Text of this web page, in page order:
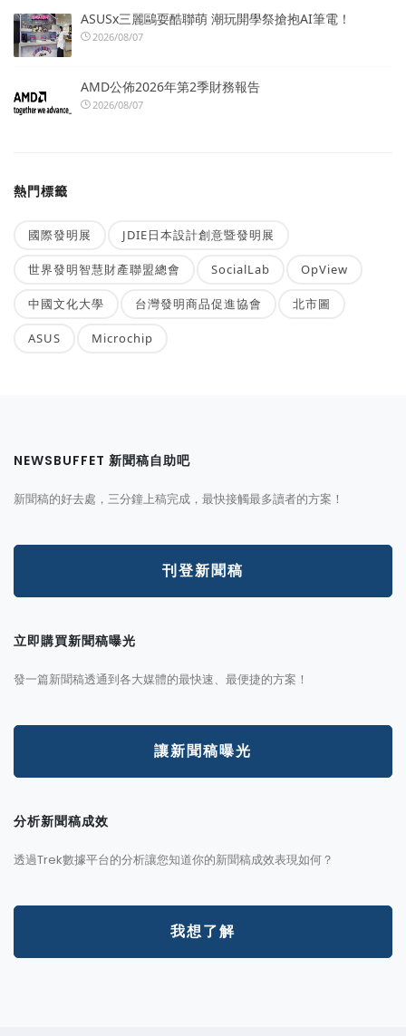
ASUSx三麗鷗耍酷聯萌 潮玩開學祭搶抱AI筆電！
2026/08/07
AMD公佈2026年第2季財務報告
2026/08/07
熱門標籤
國際發明展 JDIE日本設計創意暨發明展
世界發明智慧財產聯盟總會 SocialLab OpView
中國文化大學 台灣發明商品促進協會 北市圖
ASUS Microchip
NEWSBUFFET 新聞稿自助吧
新聞稿的好去處，三分鐘上稿完成，最快接觸最多讀者的方案！
刊登新聞稿
立即購買新聞稿曝光
發一篇新聞稿透通到各大媒體的最快速、最便捷的方案！
讓新聞稿曝光
分析新聞稿成效
透過Trek數據平台的分析讓您知道你的新聞稿成效表現如何？
我想了解